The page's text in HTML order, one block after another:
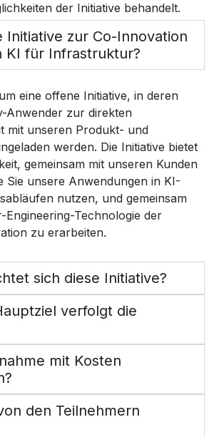
der Initiative behandelt.
Initiative zur Co-Innovation
KI für Infrastruktur?
eine offene Initiative, in deren
Anwender zur direkten
mit unseren Produkt- und
werden. Die Initiative bietet
gemeinsam mit unseren Kunden
Sie unsere Anwendungen in KI-
nutzen, und gemeinsam
Technologie der
zu erarbeiten.
sich diese Initiative?
verfolgt die
mit Kosten
den Teilnehmern